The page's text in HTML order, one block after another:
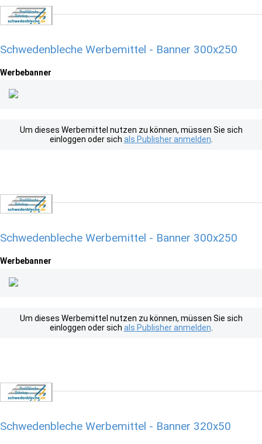
Schwedenbleche Werbemittel - Banner 300x250
Werbebanner
Um dieses Werbemittel nutzen zu können, müssen Sie sich
einloggen oder sich als Publisher anmelden
Schwedenbleche Werbemittel - Banner 300x250
Werbebanner
Um dieses Werbemittel nutzen zu können, müssen Sie sich
einloggen oder sich als Publisher anmelden
Schwedenbleche Werbemittel - Banner 320x50